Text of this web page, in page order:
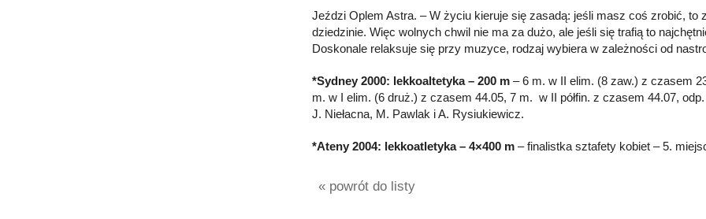
Jeździ Oplem Astra. – W życiu kieruje się zasadą: jeśli masz coś zrobić, to
dziedzinie. Więc wolnych chwil nie ma za dużo, ale jeśli się trafią to
Doskonale relaksuje się przy muzyce, rodzaj wybiera w zależności od
*Sydney 2000: lekkoaltetyka – 200 m – 6 m. w II elim. (8 zaw.) z czasem
m. w I elim. (6 druż.) z czasem 44.05, 7 m. w II półfin. z czasem 44.07,
J. Niełacna, M. Pawlak i A. Rysiukiewicz.
*Ateny 2004: lekkoatletyka – 4×400 m – finalistka sztafety kobiet – 5.
« powrót do listy